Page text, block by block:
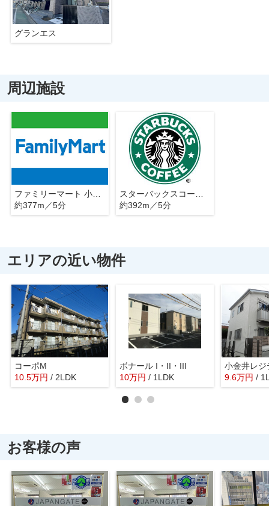
グランエス
周辺施設
ファミリーマート 小金井北大通り店
約377m／5分
約392m／5分
エリアの近い物件
コーポM
10.5万円 / 2LDK
ボナール I・II・III
10万円 / 1LDK 9.6万円 /
お客様の声